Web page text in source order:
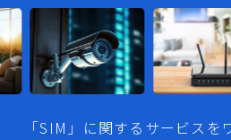
IoT通信open_in_new
お問い合
「SIM」に関するサービス